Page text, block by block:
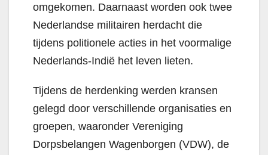
omgekomen. Daarnaast worden ook twee
Nederlandse militairen herdacht die
tijdens politionele acties in het voormalige
Nederlands-Indië het leven lieten.
Tijdens de herdenking werden kransen
gelegd door verschillende organisaties en
groepen, waaronder Vereniging
Dorpsbelangen Wagenborgen (VDW), de